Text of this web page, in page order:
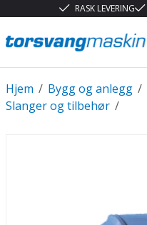
RASK LEVERING
/
Hjem /
Bygg og anlegg
/
Slanger og tilbehør